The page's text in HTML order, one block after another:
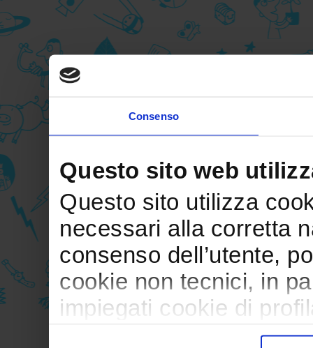
Consenso
Questo sito web
Questo sito utilizza
necessari alla corretta
consenso dell’utente,
cookie non tecnici, in
impiegati cookie di
trasferimento verso